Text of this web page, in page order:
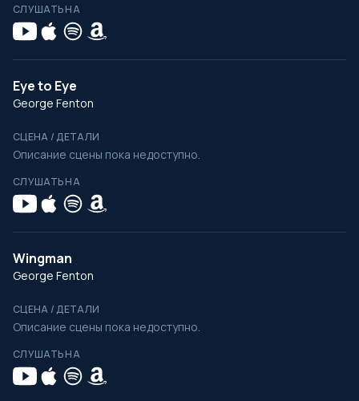
СЛУШАТЬ НА
Eye to Eye
George Fenton
СЦЕНА / ДЕТАЛИ
Описание сцены пока недоступно.
СЛУШАТЬ НА
Wingman
George Fenton
СЦЕНА / ДЕТАЛИ
Описание сцены пока недоступно.
СЛУШАТЬ НА